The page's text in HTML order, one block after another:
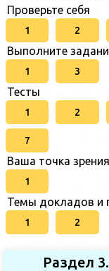
Проверьте себя
1 2
Выполните
1 3
Тесты
1 2
7
Ваша точка зрения
1
Темы докладов и
1 2
Раздел